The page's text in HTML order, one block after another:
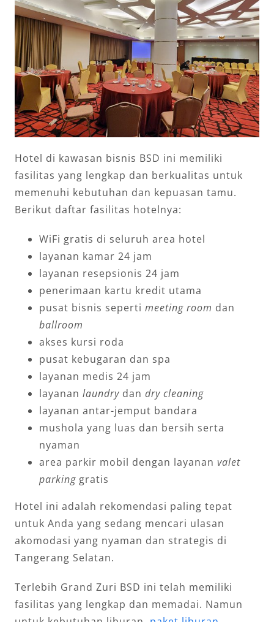
Hotel di kawasan bisnis BSD ini memiliki
fasilitas yang lengkap dan berkualitas untuk
memenuhi kebutuhan dan kepuasan tamu.
Berikut daftar fasilitas hotelnya:
WiFi gratis di seluruh area hotel
layanan kamar 24 jam
layanan resepsionis 24 jam
penerimaan kartu kredit utama
pusat bisnis seperti meeting room dan
ballroom
akses kursi roda
pusat kebugaran dan spa
layanan medis 24 jam
layanan laundrydan dry cleaning
layanan antar-jemput bandara
mushola yang luas dan bersih serta
nyaman
area parkir mobil dengan layanan valet
parking gratis
Hotel ini adalah rekomendasi paling tepat
untuk Anda yang sedang mencari ulasan
akomodasi yang nyaman dan strategis di
Tangerang Selatan.
Terlebih Grand Zuri BSD ini telah memiliki
fasilitas yang lengkap dan memadai. Namun